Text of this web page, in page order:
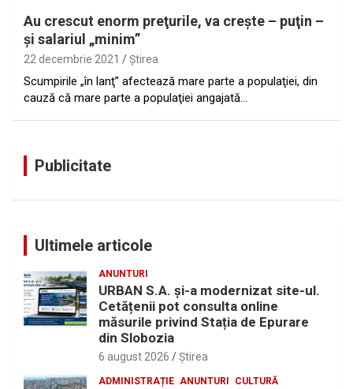
Au crescut enorm preţurile, va creşte – puţin –
şi salariul „minim”
22 decembrie 2021 Ştirea
Scumpirile „în lanţ” afectează mare parte a populaţiei, din
cauză că mare parte a populaţiei angajată…
Publicitate
Ultimele articole
ANUNTURI
URBAN S.A. și-a modernizat site-ul.
Cetățenii pot consulta online
măsurile privind Stația de Epurare
din Slobozia
6 august 2026 Ştirea
ADMINISTRAȚIE ANUNTURI CULTURĂ